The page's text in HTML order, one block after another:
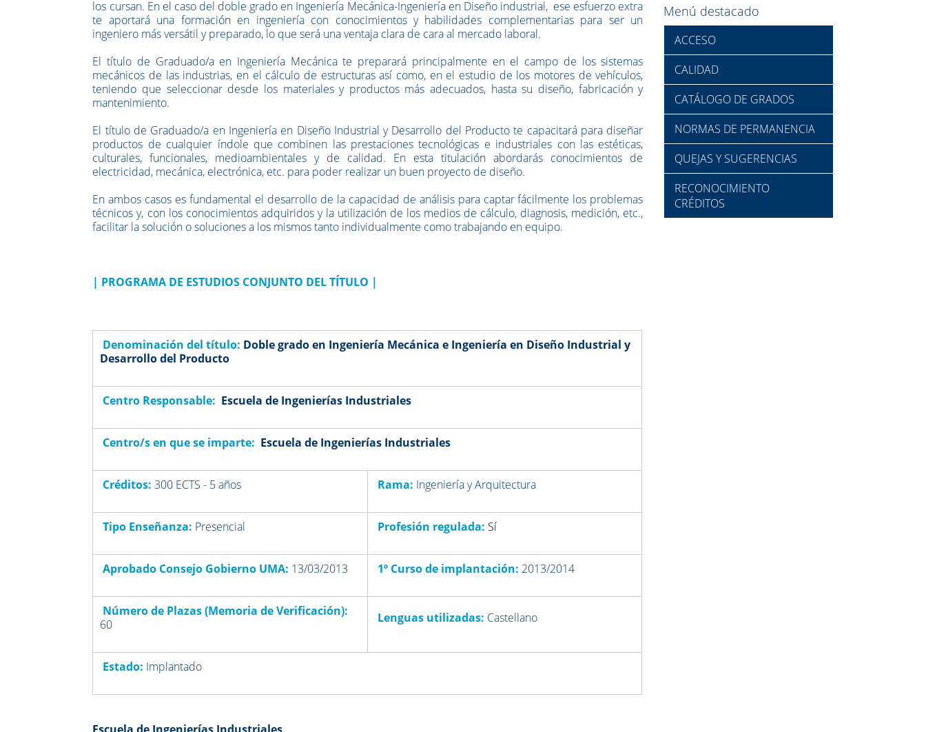
los cursan. En el caso del doble grado en Ingeniería Mecánica-Ingeniería en Diseño industrial, ese esfuerzo extra
te aportará una formación en ingeniería con conocimientos y habilidades complementarias para ser un
ingeniero más versátil y preparado, lo que será una ventaja clara de cara al mercado laboral.
El título de Graduado/a en Ingeniería Mecánica te preparará principalmente en el campo de los sistemas
mecánicos de las industrias, en el cálculo de estructuras así como, en el estudio de los motores de vehículos,
teniendo que seleccionar desde los materiales y productos más adecuados, hasta su diseño, fabricación y
mantenimiento.
El título de Graduado/a en Ingeniería en Diseño Industrial y Desarrollo del Producto te capacitará para diseñar
productos de cualquier índole que combinen las prestaciones tecnológicas e industriales con las estéticas,
culturales, funcionales, medioambientales y de calidad. En esta titulación abordarás conocimientos de
electricidad, mecánica, electrónica, etc. para poder realizar un buen proyecto de diseño.
En ambos casos es fundamental el desarrollo de la capacidad de análisis para captar fácilmente los problemas
técnicos y, con los conocimientos adquiridos y la utilización de los medios de cálculo, diagnosis, medición, etc.,
facilitar la solución o soluciones a los mismos tanto individualmente como trabajando en equipo.
| PROGRAMA DE ESTUDIOS CONJUNTO DEL TÍTULO |
Denominación del título: Doble grado en Ingeniería Mecánica e Ingeniería en Diseño Industrial y
Desarrollo del Producto
Centro Responsable: Escuela de Ingenierías Industriales
Centro/s en que se imparte: Escuela de Ingenierías Industriales
Créditos:300 ECTS - 5 años Rama: Ingeniería y Arquitectura
Tipo Enseñanza: Presencial Profesión regulada: Sí
Aprobado Consejo Gobierno UMA: 13/03/2013 1º Curso de implantación: 2013/2014
Número de Plazas (Memoria de Verificación):
60
Lenguas utilizadas: Castellano
Estado: Implantado
Escuela de Ingenierías Industriales
Menú destacado
ACCESO
CALIDAD
CATÁLOGO DE GRADOS
NORMAS DE PERMANENCIA
QUEJAS Y SUGERENCIAS
RECONOCIMIENTO
CRÉDITOS